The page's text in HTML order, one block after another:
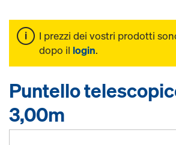
I prezzi dei vostri prodotti
dopo il login.
Puntello
3,00m